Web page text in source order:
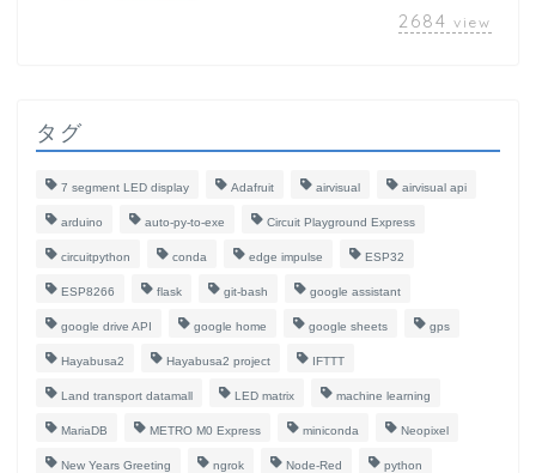
2684 view
タグ
7 segment LED display Adafruit airvisual airvisual api
arduino auto-py-to-exe Circuit Playground Express
circuitpython conda edge impulse ESP32
ESP8266 flask git-bash google assistant
google drive API google home google sheets gps
Hayabusa2 Hayabusa2 project IFTTT
Land transport datamall LED matrix machine learning
MariaDB METRO M0 Express miniconda Neopixel
New Years Greeting ngrok Node-Red python
About Us